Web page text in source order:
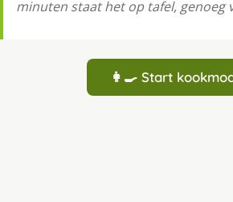
minuten staat het op tafel, genoeg
👩‍🍳 Start